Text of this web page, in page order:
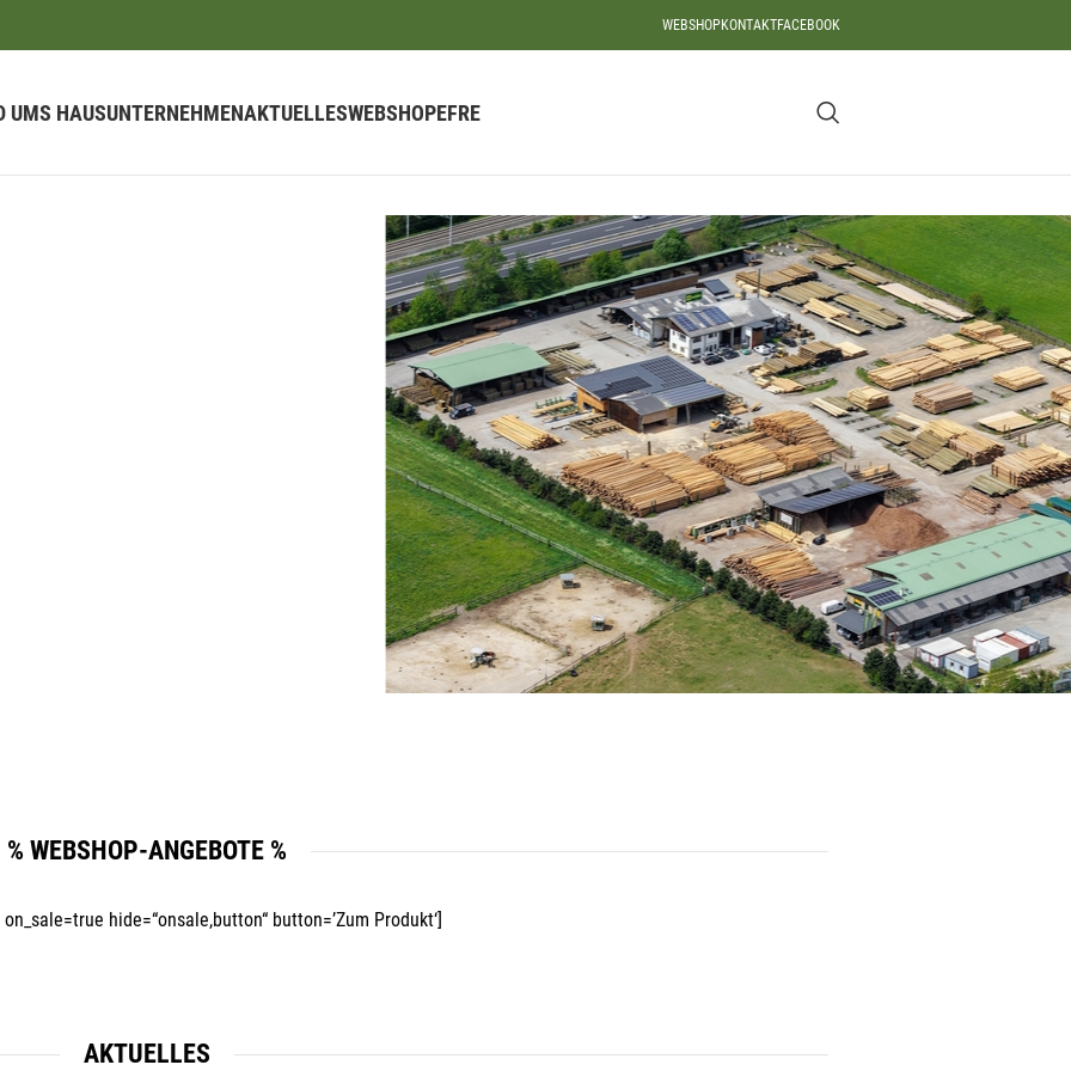
WEBSHOPKONTAKTFACEBOOK
UMS HAUSUNTERNEHMENAKTUELLESWEBSHOPEFRE
% WEBSHOP-ANGEBOTE %
on_sale=true hide=“onsale,button“ button=’Zum Produkt‘]
AKTUELLES
unseres Unternehmens.
Name*